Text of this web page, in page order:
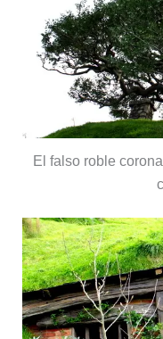
El falso roble